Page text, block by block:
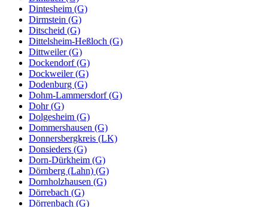
Dintesheim (G)
Dirmstein (G)
Ditscheid (G)
Dittelsheim-Heßloch (G)
Dittweiler (G)
Dockendorf (G)
Dockweiler (G)
Dodenburg (G)
Dohm-Lammersdorf (G)
Dohr (G)
Dolgesheim (G)
Dommershausen (G)
Donnersbergkreis (LK)
Donsieders (G)
Dorn-Dürkheim (G)
Dörnberg (Lahn) (G)
Dornholzhausen (G)
Dörrebach (G)
Dörrenbach (G)